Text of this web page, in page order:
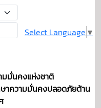
Select Language ▼
มมั่นคงแห่งชาติ
ษาความมั่นคงปลอดภัยด้าน